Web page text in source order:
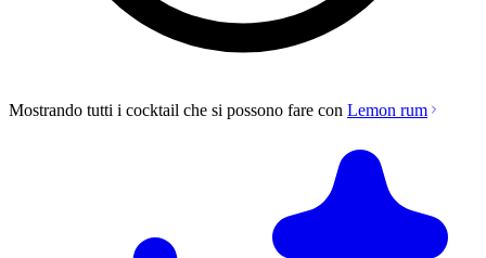
Mostrando tutti i cocktail che si possono fare con Lemon rum